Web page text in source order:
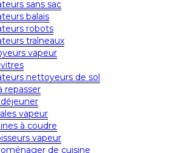
sans sac
balais
robots
traîneaux
vapeur
nettoyeurs de sol
repasser
vapeur
à coudre
vapeur
de cuisine